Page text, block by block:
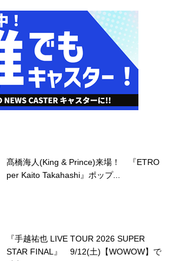
髙橋海人(King & Prince)来場！ 『ETRO
per Kaito Takahashi』ポップ...
『手越祐也 LIVE TOUR 2026 SUPER
STAR FINAL』 9/12(土)【WOWOW】で